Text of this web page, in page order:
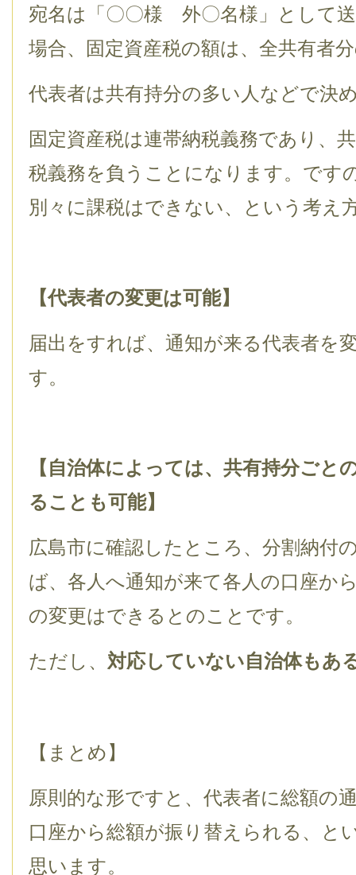
宛名は「〇〇様 外〇名様」として
場合、固定資産税の額は、全共有者
代表者は共有持分の多い人などで決
固定資産税は連帯納税義務であり、
税義務を負うことになります。です
別々に課税はできない、という考え
【代表者の変更は可能】
届出をすれば、通知が来る代表者を
す。
【自治体によっては、共有持分ごと
ることも可能】
広島市に確認したところ、分割納付
ば、各人へ通知が来て各人の口座か
の変更はできるとのことです。
ただし、 対応していない自治体もあ
【まとめ】
原則的な形ですと、代表者に総額の
口座から総額が振り替えられる、と
思います。